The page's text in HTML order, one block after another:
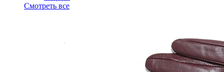
Смотреть все